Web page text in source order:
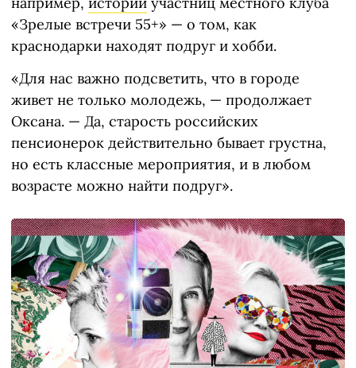
«Зрелые встречи 55+» — о том, как
краснодарки находят подруг и хобби.
«Для нас важно подсветить, что в городе
живет не только молодежь, — продолжает
Оксана. — Да, старость российских
пенсионерок действительно бывает грустна,
но есть классные мероприятия, и в любом
возрасте можно найти подруг».